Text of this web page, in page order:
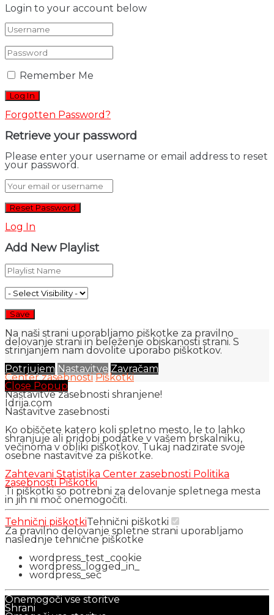
Login to your account below
Remember Me
Forgotten Password?
Retrieve your password
Please enter your username or email address to reset
your password.
Log In
Add New Playlist
Na naši strani uporabljamo piškotke za pravilno
delovanje strani in beleženje obiskanosti strani. S
strinjanjem nam dovolite uporabo piškotkov.
Potrjujem Nastavitve Zavračam
Center zasebnosti Piškotki
Close Popup
Nastavitve zasebnosti shranjene!
Idrija.com
Nastavitve zasebnosti
Ko obiščete katero koli spletno mesto, le to lahko
shranjuje ali pridobi podatke v vašem brskalniku,
večinoma v obliki piškotkov. Tukaj nadzirate svoje
osebne nastavitve za piškotke.
Zahtevani Statistika Center zasebnosti Politika
zasebnosti Piškotki
Ti piškotki so potrebni za delovanje spletnega mesta
in jih ni moč onemogočiti.
Tehnični piškotkiTehnični piškotki
Za pravilno delovanje spletne strani uporabljamo
naslednje tehnične piškotke
wordpress_test_cookie
wordpress_logged_in_
wordpress_sec
Onemogoči vse storitve
Shrani